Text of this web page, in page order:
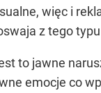
więc i
z tego
to jawne
emocje co